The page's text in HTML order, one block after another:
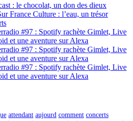
: le chocolat, un don des dieux
France Culture : l’eau, un trésor
#97 : Spotify rachète Gimlet, Live
et une aventure sur Alexa
#97 : Spotify rachète Gimlet, Live
et une aventure sur Alexa
#97 : Spotify rachète Gimlet, Live
et une aventure sur Alexa
attendant aujourd comment concerts